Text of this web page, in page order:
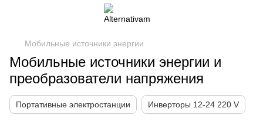
Мобильные источники энергии
Мобильные источники энергии и
преобразователи напряжения
Портативные электростанции Инверторы 12-24 220 V